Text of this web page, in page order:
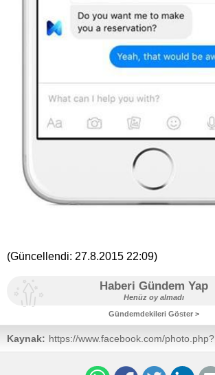
(Güncellendi: 27.8.2015 22:09)
Haberi Gündem Yap
Henüz oy almadı
Gündemdekileri Göster >
Kaynak: https://www.facebook.com/photo.php?